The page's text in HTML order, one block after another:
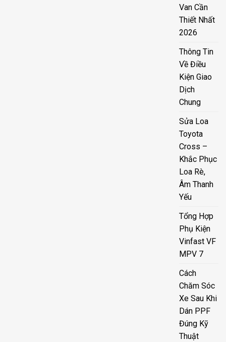
Van Cần
Thiết Nhất
2026
Thông Tin
Về Điều
Kiện Giao
Dịch
Chung
Sửa Loa
Toyota
Cross –
Khắc Phục
Loa Rè,
Âm Thanh
Yếu
Tổng Hợp
Phụ Kiện
Vinfast VF
MPV 7
Cách
Chăm Sóc
Xe Sau Khi
Dán PPF
Đúng Kỹ
Thuật